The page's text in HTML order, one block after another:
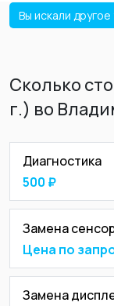
Вы искали
Сколько
г.) во
Диагностика
500 ₽
Замена
Цена по
Замена